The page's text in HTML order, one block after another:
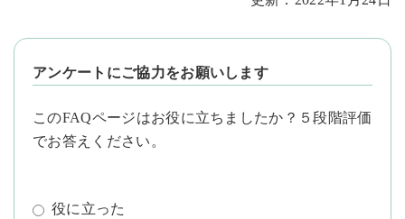
アンケートにご協力をお願いします
このFAQページはお役に立ちましたか？５段階評価
でお答えください。
役に立った